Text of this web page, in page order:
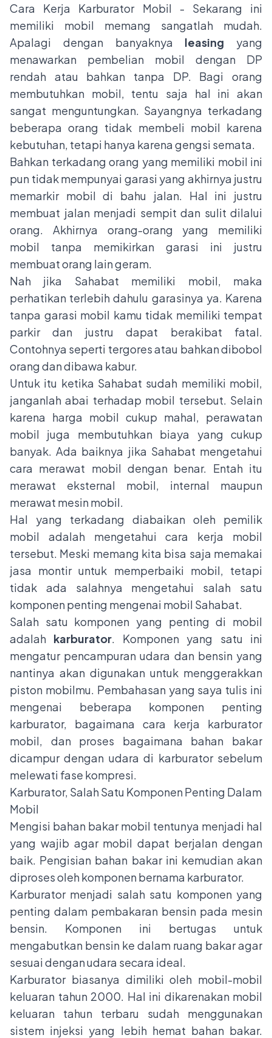
Cara Kerja Karburator Mobil - Sekarang ini
memiliki mobil memang sangatlah mudah.
Apalagi dengan banyaknya leasing yang
menawarkan pembelian mobil dengan DP
rendah atau bahkan tanpa DP. Bagi orang
membutuhkan mobil, tentu saja hal ini akan
sangat menguntungkan. Sayangnya terkadang
beberapa orang tidak membeli mobil karena
kebutuhan, tetapi hanya karena gengsi semata.
Bahkan terkadang orang yang memiliki mobil ini
pun tidak mempunyai garasi yang akhirnya justru
memarkir mobil di bahu jalan. Hal ini justru
membuat jalan menjadi sempit dan sulit dilalui
orang. Akhirnya orang-orang yang memiliki
mobil tanpa memikirkan garasi ini justru
membuat orang lain geram.
Nah jika Sahabat memiliki mobil, maka
perhatikan terlebih dahulu garasinya ya. Karena
tanpa garasi mobil kamu tidak memiliki tempat
parkir dan justru dapat berakibat fatal.
Contohnya seperti tergores atau bahkan dibobol
orang dan dibawa kabur.
Untuk itu ketika Sahabat sudah memiliki mobil,
janganlah abai terhadap mobil tersebut. Selain
karena harga mobil cukup mahal, perawatan
mobil juga membutuhkan biaya yang cukup
banyak. Ada baiknya jika Sahabat mengetahui
cara merawat mobil dengan benar. Entah itu
merawat eksternal mobil, internal maupun
merawat mesin mobil.
Hal yang terkadang diabaikan oleh pemilik
mobil adalah mengetahui cara kerja mobil
tersebut. Meski memang kita bisa saja memakai
jasa montir untuk memperbaiki mobil, tetapi
tidak ada salahnya mengetahui salah satu
komponen penting mengenai mobil Sahabat.
Salah satu komponen yang penting di mobil
adalah karburator . Komponen yang satu ini
mengatur pencampuran udara dan bensin yang
nantinya akan digunakan untuk menggerakkan
piston mobilmu. Pembahasan yang saya tulis ini
mengenai beberapa komponen penting
karburator, bagaimana cara kerja karburator
mobil, dan proses bagaimana bahan bakar
dicampur dengan udara di karburator sebelum
melewati fase kompresi.
Karburator, Salah Satu Komponen Penting Dalam
Mobil
Mengisi bahan bakar mobil tentunya menjadi hal
yang wajib agar mobil dapat berjalan dengan
baik. Pengisian bahan bakar ini kemudian akan
diproses oleh komponen bernama karburator.
Karburator menjadi salah satu komponen yang
penting dalam pembakaran bensin pada mesin
bensin. Komponen ini bertugas untuk
mengabutkan bensin ke dalam ruang bakar agar
sesuai dengan udara secara ideal.
Karburator biasanya dimiliki oleh mobil-mobil
keluaran tahun 2000. Hal ini dikarenakan mobil
keluaran tahun terbaru sudah menggunakan
sistem injeksi yang lebih hemat bahan bakar.